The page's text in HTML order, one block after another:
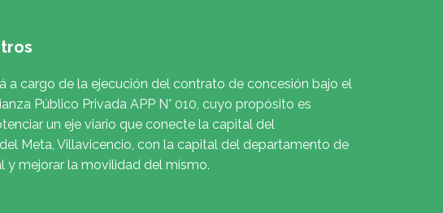
a cargo de la ejecución del contrato de concesión bajo el
Público Privada APP N° 010, cuyo propósito es
un eje viario que conecte la capital del
Meta, Villavicencio, con la capital del departamento de
y mejorar la movilidad del mismo.